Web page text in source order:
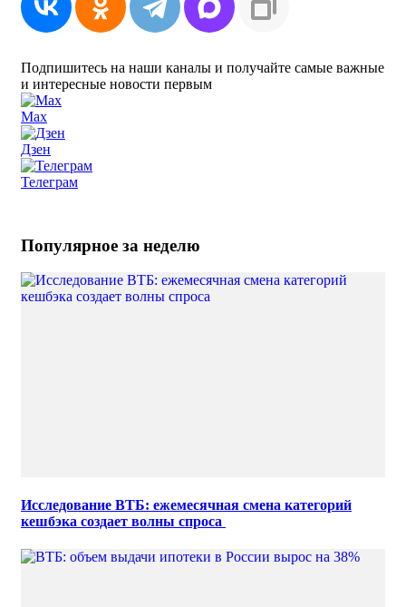
Подпишитесь на наши каналы и получайте самые важные
и интересные новости первым
Max
Дзен
Телеграм
Популярное за неделю
Исследование ВТБ: ежемесячная смена категорий
кешбэка создает волны спроса